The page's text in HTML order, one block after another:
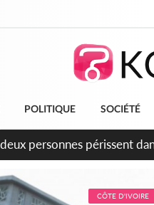
POLITIQUE SOCIÉTÉ
la célébration de la fête
CÔTE D'IVOIRE